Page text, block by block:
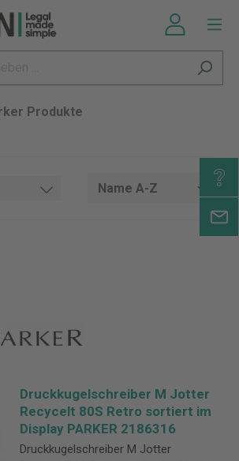
Produkte
Druckkugelschreiber M Jotter
Recycelt 80S Retro sortiert im
Display PARKER 2186316
Druckkugelschreiber M Jotter